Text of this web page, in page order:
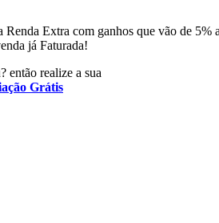
Extra com ganhos que vão de 5%
já Faturada!
então realize a sua
Grátis